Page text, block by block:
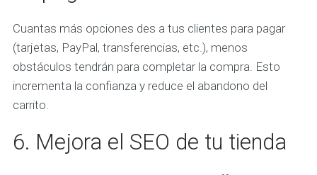
Cuantas más opciones des a tus clientes para pagar
(tarjetas, PayPal, transferencias, etc.), menos
obstáculos tendrán para completar la compra. Esto
incrementa la confianza y reduce el abandono del
carrito.
6. Mejora el SEO de tu tienda